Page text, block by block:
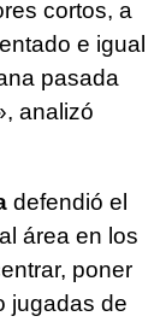
cortos, a
e igual
pasada
analizó
defendió el
área en los
poner
jugadas de